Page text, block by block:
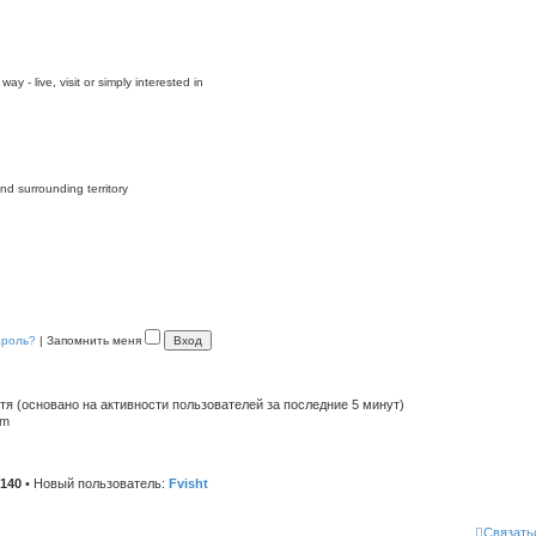
- live, visit or simply interested in
surrounding territory
| Запомнить меня
(основано на активности пользователей за последние 5 минут)
• Новый пользователь: Fvisht